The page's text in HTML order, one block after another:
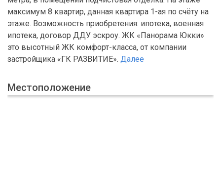
максимум 8 квартир, данная квартира 1-ая по счёту на
этаже. Возможность приобретения: ипотека, военная
ипотека, договор ДДУ эскроу. ЖК «Панорама Юкки»
это высотный ЖК комфорт-класса, от компании
застройщика «ГК РАЗВИТИЕ». Далее
Местоположение